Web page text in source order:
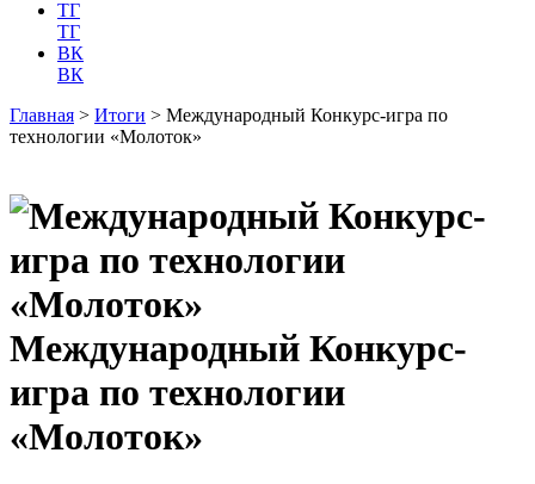
ТГ
ТГ
ВК
ВК
Главная > Итоги > Международный Конкурс-игра по
технологии «Молоток»
Международный Конкурс-
игра по технологии
«Молоток»